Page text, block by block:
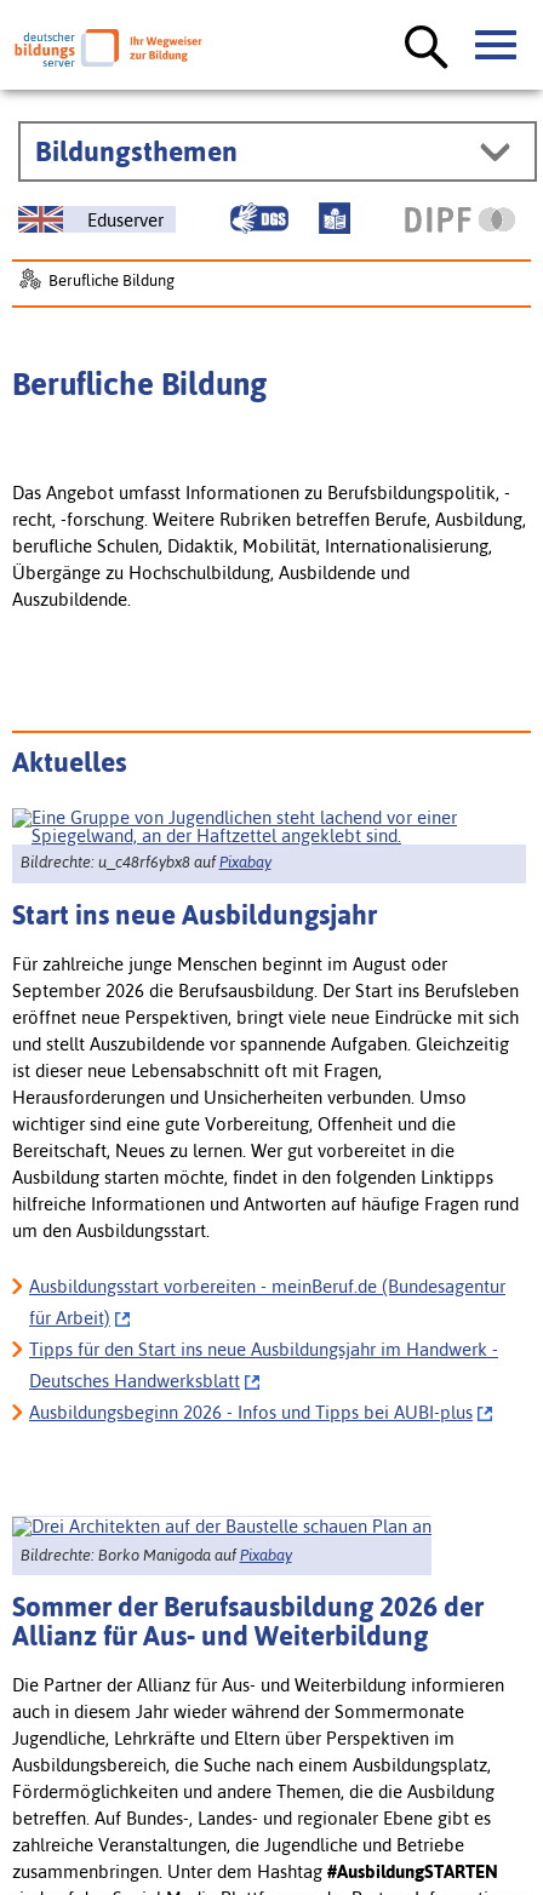
Bildungsthemen
Eduserver
Berufliche Bildung
Berufliche Bildung
Das Angebot umfasst Informationen zu Berufsbildungspolitik, -
recht, -forschung. Weitere Rubriken betreffen Berufe, Ausbildung,
berufliche Schulen, Didaktik, Mobilität, Internationalisierung,
Übergänge zu Hochschulbildung, Ausbildende und
Auszubildende.
Aktuelles
Bildrechte: u_c48rf6ybx8 aufPixabay
Start ins neue Ausbildungsjahr
Für zahlreiche junge Menschen beginnt im August oder
September 2026 die Berufsausbildung. Der Start ins Berufsleben
eröffnet neue Perspektiven, bringt viele neue Eindrücke mit sich
und stellt Auszubildende vor spannende Aufgaben. Gleichzeitig
ist dieser neue Lebensabschnitt oft mit Fragen,
Herausforderungen und Unsicherheiten verbunden. Umso
wichtiger sind eine gute Vorbereitung, Offenheit und die
Bereitschaft, Neues zu lernen. Wer gut vorbereitet in die
Ausbildung starten möchte, findet in den folgenden Linktipps
hilfreiche Informationen und Antworten auf häufige Fragen rund
um den Ausbildungsstart.
Ausbildungsstart vorbereiten - meinBeruf.de (Bundesagentur
für Arbeit)
Tipps für den Start ins neue Ausbildungsjahr im Handwerk -
Deutsches Handwerksblatt
Ausbildungsbeginn 2026 - Infos und Tipps bei AUBI-plus
Bildrechte: Borko Manigoda aufPixabay
Sommer der Berufsausbildung 2026 der
Allianz für Aus- und Weiterbildung
Die Partner der Allianz für Aus- und Weiterbildung informieren
auch in diesem Jahr wieder während der Sommermonate
Jugendliche, Lehrkräfte und Eltern über Perspektiven im
Ausbildungsbereich, die Suche nach einem Ausbildungsplatz,
Fördermöglichkeiten und andere Themen, die die Ausbildung
betreffen. Auf Bundes-, Landes- und regionaler Ebene gibt es
zahlreiche Veranstaltungen, die Jugendliche und Betriebe
zusammenbringen. Unter dem Hashtag #AusbildungSTARTEN